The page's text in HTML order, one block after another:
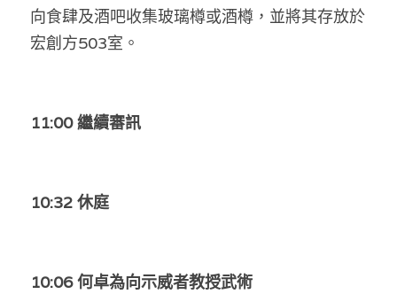
向食肆及酒吧收集玻璃樽或酒樽，並將其存放於
宏創方503室。
11:00 繼續審訊
10:32 休庭
10:06 何卓為向示威者教授武術